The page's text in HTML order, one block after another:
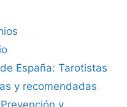
España: Tarotistas
y recomendadas
y